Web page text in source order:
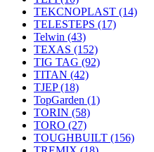
TEKCNOPLAST (14)
TELESTEPS (17)
Telwin (43)
TEXAS (152)
TIG TAG (92)
TITAN (42)
TJEP(18)
TopGarden (1)
TORIN (58)
TORO (27)
TOUGHBUILT (156)